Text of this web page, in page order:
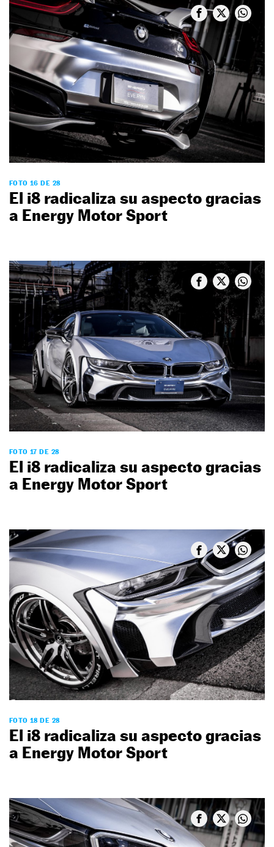
FOTO 16 DE 28
El i8 radicaliza su aspecto gracias
a Energy Motor Sport
FOTO 17 DE 28
El i8 radicaliza su aspecto gracias
a Energy Motor Sport
FOTO 18 DE 28
El i8 radicaliza su aspecto gracias
a Energy Motor Sport